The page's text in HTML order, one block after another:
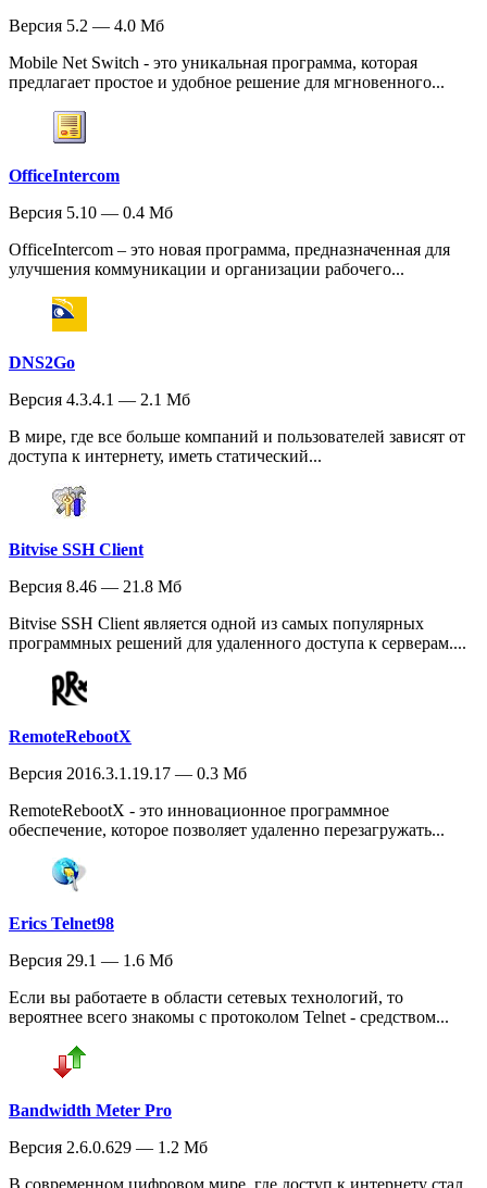
Версия 5.2 — 4.0 Мб
Mobile Net Switch - это уникальная программа, которая
предлагает простое и удобное решение для мгновенного...
OfficeIntercom
Версия 5.10 — 0.4 Мб
OfficeIntercom – это новая программа, предназначенная для
улучшения коммуникации и организации рабочего...
DNS2Go
Версия 4.3.4.1 — 2.1 Мб
В мире, где все больше компаний и пользователей зависят от
доступа к интернету, иметь статический...
Bitvise SSH Client
Версия 8.46 — 21.8 Мб
Bitvise SSH Client является одной из самых популярных
программных решений для удаленного доступа к серверам....
RemoteRebootX
Версия 2016.3.1.19.17 — 0.3 Мб
RemoteRebootX - это инновационное программное
обеспечение, которое позволяет удаленно перезагружать...
Erics Telnet98
Версия 29.1 — 1.6 Мб
Если вы работаете в области сетевых технологий, то
вероятнее всего знакомы с протоколом Telnet - средством...
Bandwidth Meter Pro
Версия 2.6.0.629 — 1.2 Мб